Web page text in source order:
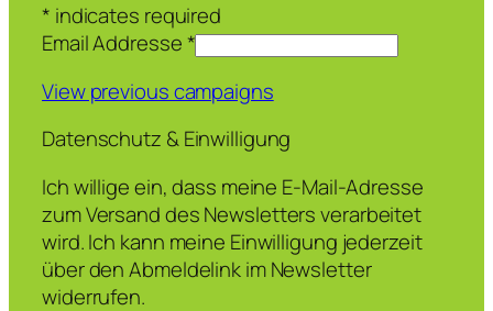
* indicates required
Email Addresse*
View previous campaigns
Datenschutz & Einwilligung
Ich willige ein, dass meine E-Mail-Adresse
zum Versand des Newsletters verarbeitet
wird. Ich kann meine Einwilligung jederzeit
über den Abmeldelink im Newsletter
widerrufen.